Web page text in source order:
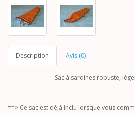
Description Avis (0)
Sac à sardines robuste,
==> Ce sac est déjà inclu lorsque vous